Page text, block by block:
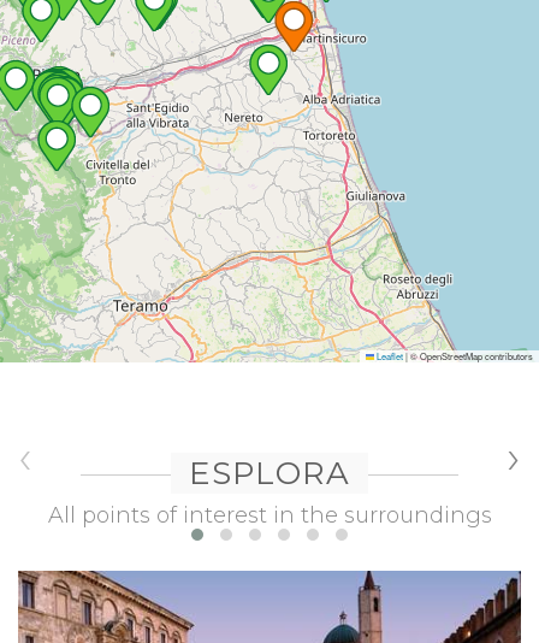
Leaflet|© OpenStreetMap contributors
ESPLORA
All points of interest in the surroundings
‹ ›